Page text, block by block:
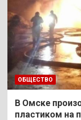
ОБЩЕСТВО
В Омске
пластиком на